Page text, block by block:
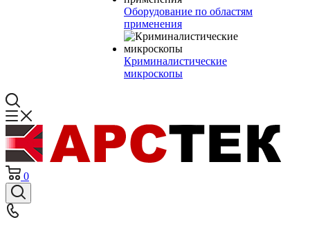
Оборудование по областям
применения
Криминалистические
микроскопы
0